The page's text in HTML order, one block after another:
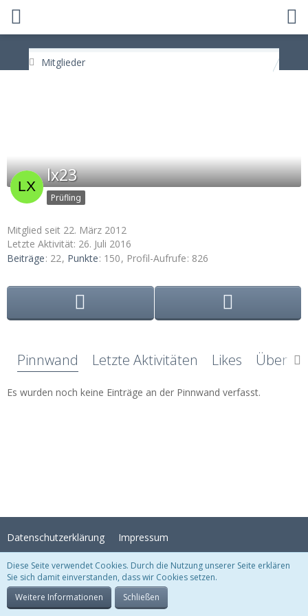
Mitglieder
lx23
Prüfling
Mitglied seit 22. März 2012
Letzte Aktivität: 26. Juli 2016
Beiträge 22 Punkte 150 Profil-Aufrufe 826
Pinnwand Letzte Aktivitäten Likes Über
Es wurden noch keine Einträge an der Pinnwand verfasst.
Datenschutzerklärung Impressum
Stil:Crystal Temptation , erstellt vonKittMedia
Community-Software:
Diese Seite verwendet Cookies. Durch die Nutzung unserer Seite erklären
Sie sich damit einverstanden, dass wir Cookies setzen.
Weitere Informationen
Schließen